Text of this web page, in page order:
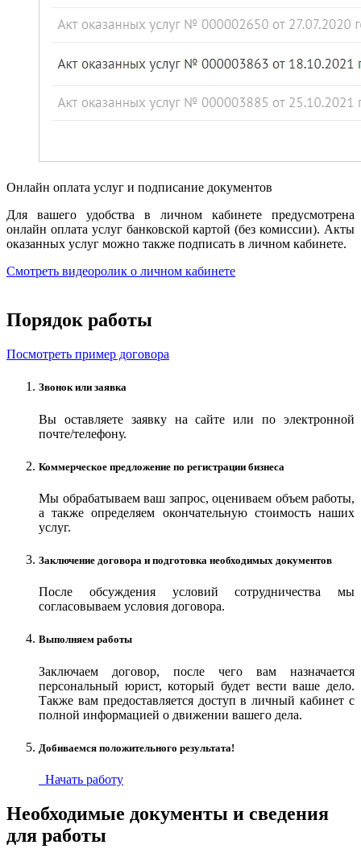
Онлайн оплата услуг и подписание документов
Для вашего удобства в личном кабинете предусмотрена
онлайн оплата услуг банковской картой (без комиссии). Акты
оказанных услуг можно также подписать в личном кабинете.
Смотреть видеоролик о личном кабинете
Порядок работы
Посмотреть пример договора
Звонок или заявка
Вы оставляете заявку на сайте или по электронной
почте/телефону.
Коммерческое предложение по регистрации бизнеса
Мы обрабатываем ваш запрос, оцениваем объем работы,
а также определяем окончательную стоимость наших
услуг.
Заключение договора и подготовка необходимых документов
После обсуждения условий сотрудничества мы
согласовываем условия договора.
Выполняем работы
Заключаем договор, после чего вам назначается
персональный юрист, который будет вести ваше дело.
Также вам предоставляется доступ в личный кабинет с
полной информацией о движении вашего дела.
Добиваемся положительного результата!
Начать работу
Необходимые документы и сведения
для работы